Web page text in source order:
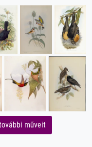
műveit